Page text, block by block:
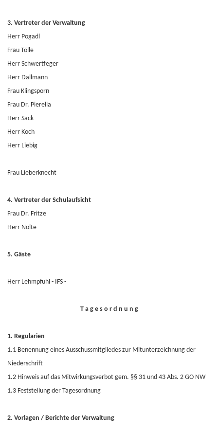
3. Vertreter der Verwaltung
Herr Pogadl
Frau Tölle
Herr Schwertfeger
Herr Dallmann
Frau Klingsporn
Frau Dr. Pierella
Herr Sack
Herr Koch
Herr Liebig
Frau Lieberknecht
4. Vertreter der Schulaufsicht
Frau Dr. Fritze
Herr Nolte
5. Gäste
Herr Lehmpfuhl - IFS -
T a g e s o r d n u n g
1. Regularien
1.1 Benennung eines Ausschussmitgliedes zur Mitunterzeichnung der
Niederschrift
1.2 Hinweis auf das Mitwirkungsverbot gem. §§ 31 und 43 Abs. 2 GO NW
1.3 Feststellung der Tagesordnung
2. Vorlagen / Berichte der Verwaltung